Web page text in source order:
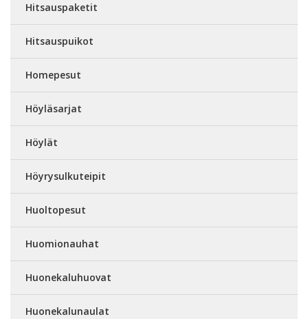
Hitsauspaketit
Hitsauspuikot
Homepesut
Höyläsarjat
Höylät
Höyrysulkuteipit
Huoltopesut
Huomionauhat
Huonekaluhuovat
Huonekalunaulat